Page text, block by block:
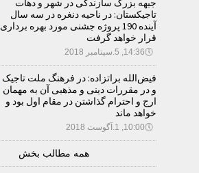
جبهه بزرگ سازندگی در شهر و دهات
تاجیکستان: در ناحیه دنغره در سه سال
آینده 190 پروژه جشنی مورد بهره برداری
قرار خواهد گرفت
🕔14:36, 5.سپتامبر 2018
فیض‌الله براتزاده: در فرهنگ ملت تاجیک
و در مقررات دینی و مذهبی آن به مهمان
ارج و احترام گذاشتن در مقام اول بود و
خواهد ماند
🕔10:00, 1.آگوست 2018
همه مطالب بخش